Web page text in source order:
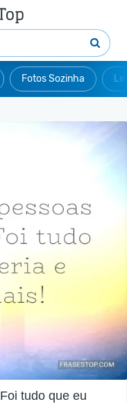
Fotos Sozinha
tudo que eu